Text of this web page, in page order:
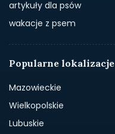
artykuły dla psów
wakacje z psem
Popularne lokalizacje
Mazowieckie
Wielkopolskie
Lubuskie